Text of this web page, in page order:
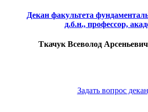
Декан факультета
д.б.н., профессор,
Ткачук Всеволод Арсеньевич
Задать вопрос